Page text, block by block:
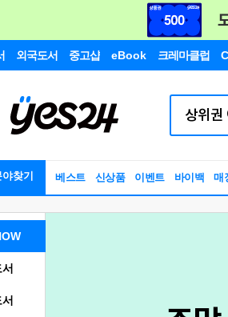
외국도서 중고샵 eBook 크레마클럽
찾기 베스트 신상품 이벤트 바이백 매